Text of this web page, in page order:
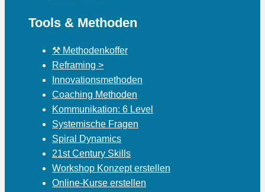
Tools & Methoden
⚒ Methodenkoffer
Reframing
Innovationsmethoden
Coaching Methoden
Kommunikation: 6 Level
Systemische Fragen
Spiral Dynamics
21st Century Skills
Workshop Konzept erstellen
Online-Kurse erstellen